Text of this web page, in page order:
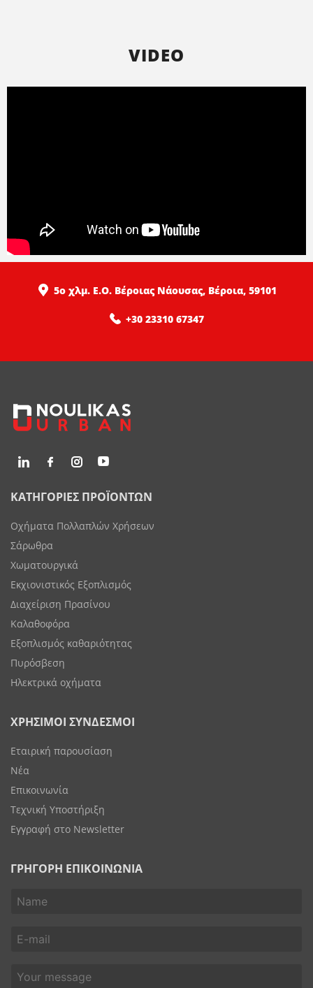
VIDEO
5ο χλμ. Ε.Ο. Βέροιας Νάουσας, Βέροια, 59101
+30 23310 67347
ΚΑΤΗΓΟΡΙΕΣ ΠΡΟΪΟΝΤΩΝ
Οχήματα Πολλαπλών Χρήσεων
Σάρωθρα
Χωματουργικά
Εκχιονιστικός Εξοπλισμός
Διαχείριση Πρασίνου
Καλαθοφόρα
Εξοπλισμός καθαριότητας
Πυρόσβεση
Ηλεκτρικά οχήματα
ΧΡΗΣΙΜΟΙ ΣΥΝΔΕΣΜΟΙ
Εταιρική παρουσίαση
Νέα
Επικοινωνία
Τεχνική Υποστήριξη
Εγγραφή στο Newsletter
ΓΡΗΓΟΡΗ ΕΠΙΚΟΙΝΩΝΙΑ